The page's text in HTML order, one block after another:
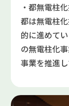
・都無電柱
都は無電柱
的に進めて
の無電柱化
事業を推進し